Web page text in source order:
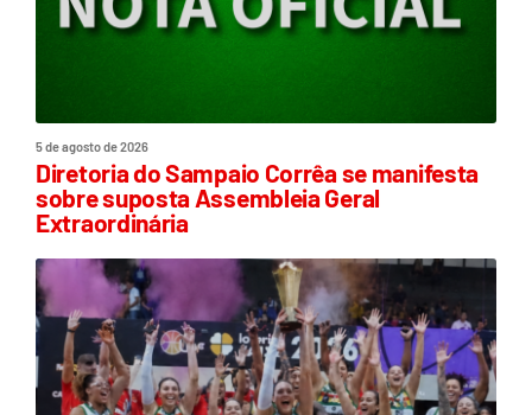
5 de agosto de 2026
Diretoria do Sampaio Corrêa se manifesta
sobre suposta Assembleia Geral
Extraordinária